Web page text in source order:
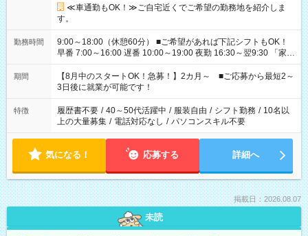
≪車通勤もOK！≫ご自宅近くでご希望の勤務地を紹介しま
す。
勤務時間
9:00～18:00（休憩60分） ■ご希望があれば下記シフトもOK！
早番 7:00～16:00 遅番 10:00～19:00 夜勤 16:30～翌9:30 「家族
と休みを合わせたい」 「余裕を持って夕飯の準備がしたい」
「できれば残業はしたくない」 など、ご希望を教えてください
ね。 ※Wワーク希望の方へ 今ご覧のお仕事で希望する勤務時間
と、もう1つのお仕事の勤務時間。 合計で週40時間を超える場
合は応募できません。
期間
【8月中のスタートOK！急募！】2カ月～ ■ご応募から最短2～
3日後に就業が可能です！
特徴 履歴書不要 / 40～50代活躍中 / 服装自由 / シフト勤務 / 10名以
上の大量募集 / 電話対応なし / パソコンスキル不要
気になる！ 応募する 詳細へ
掲載日：2026.08.07
未読